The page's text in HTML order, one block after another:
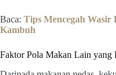
Baca: Tips Mencegah Wasir
Kambuh
Faktor Pola Makan Lain yang